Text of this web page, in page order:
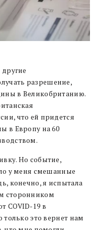
разрешение,
в Великобританию.
что ей придется
в Европу на 60
Но событие,
у меня смешанные
конечно, я испытала
сторонником
COVID-19 в
только это вернет нам